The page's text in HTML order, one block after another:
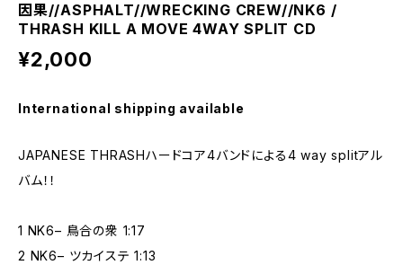
因果//ASPHALT//WRECKING CREW//NK6 /
THRASH KILL A MOVE 4WAY SPLIT CD
¥2,000
International shipping available
JAPANESE THRASHハードコア4バンドによる4 way splitアル
バム！！
1 NK6– 鳥合の衆 1:17
2 NK6– ツカイステ 1:13